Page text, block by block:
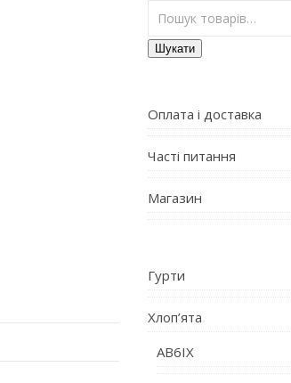
Шукати:
Шукати
Оплата і доставка
Часті питання
Магазин
Гурти
Хлоп’ята
AB6IX